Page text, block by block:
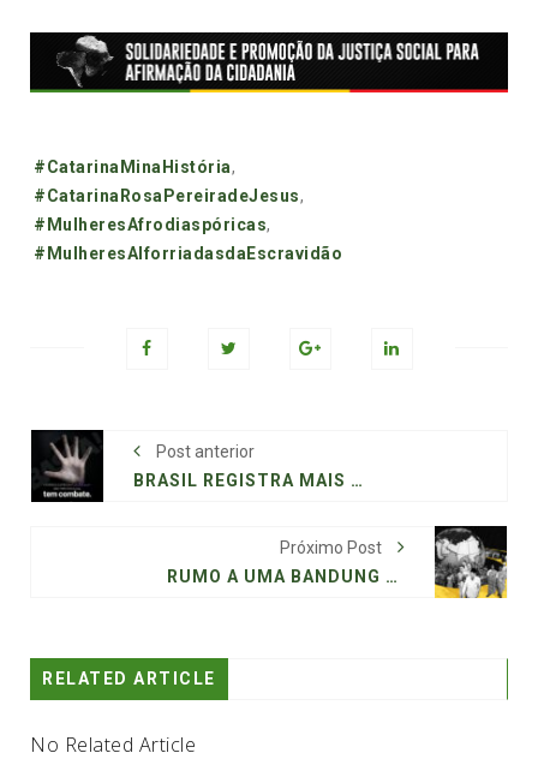
Tags:
#CatarinaMinaHistória,
#CatarinaRosaPereiradeJesus,
#MulheresAfrodiaspóricas,
#MulheresAlforriadasdaEscravidão
Post anterior
BRASIL REGISTRA MAIS DE 1 MILHÃO DE ATENDIMENTOS POR VIOLÊNCIA CONTRA MULHERES
Próximo Post
RUMO A UMA BANDUNG DOS POVOS
RELATED ARTICLE
No Related Article